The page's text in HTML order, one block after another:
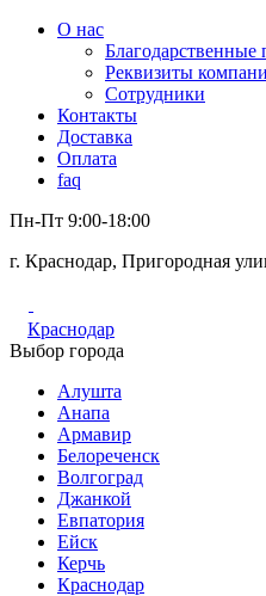
О нас
Благодарственные
Реквизиты
Сотрудники
Контакты
Доставка
Оплата
faq
Пн-Пт 9:00-18:00
г. Краснодар, Пригородная
Краснодар
Выбор города
Алушта
Анапа
Армавир
Белореченск
Волгоград
Джанкой
Евпатория
Ейск
Керчь
Краснодар